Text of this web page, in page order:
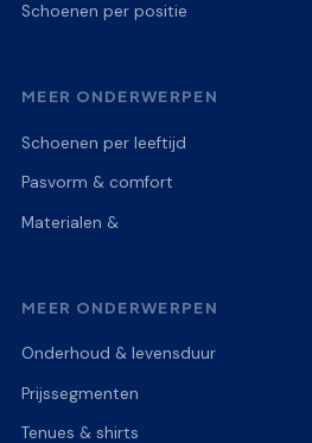
Schoenen per positie
MEER ONDERWERPEN
Schoenen per leeftijd
Pasvorm & comfort
Materialen &
MEER ONDERWERPEN
Onderhoud & levensduur
Prijssegmenten
Tenues & shirts